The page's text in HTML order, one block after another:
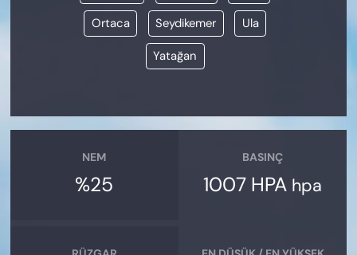
Ortaca Seydikemer Ula
Yatağan
NEM
%25
BASINÇ
1007 HPA hpa